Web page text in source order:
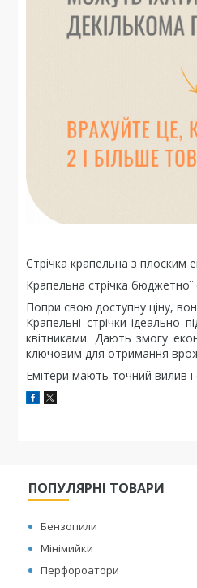
Стрічка крапельна з
Крапельна стрічка бюджетної
Попри свою доступну ціну,
Крапельні стрічки
квітниками. Дають змогу
ключовим для отримання
Емітери мають точний вилив і
ПОПУЛЯРНІ ТОВАРИ
Бензопили
Мінімийки
Перфороатори